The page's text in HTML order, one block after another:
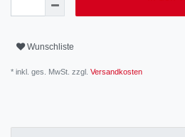
Wunschliste
* inkl. ges. MwSt. zzgl. Versandkosten